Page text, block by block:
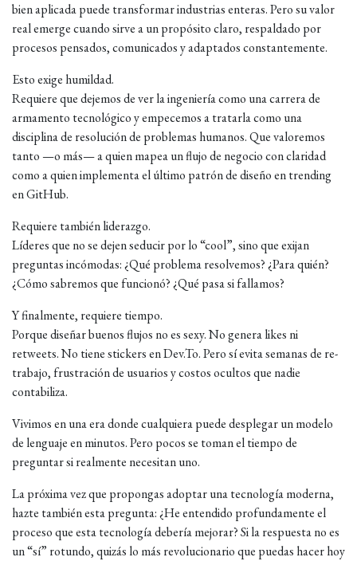
bien aplicada puede transformar industrias enteras. Pero su valor
real emerge cuando sirve a un propósito claro, respaldado por
procesos pensados, comunicados y adaptados constantemente.
Esto exige humildad.
Requiere que dejemos de ver la ingeniería como una carrera de
armamento tecnológico y empecemos a tratarla como una
disciplina de resolución de problemas humanos. Que valoremos
tanto —o más— a quien mapea un flujo de negocio con claridad
como a quien implementa el último patrón de diseño en trending
en GitHub.
Requiere también liderazgo.
Líderes que no se dejen seducir por lo “cool”, sino que exijan
preguntas incómodas: ¿Qué problema resolvemos? ¿Para quién?
¿Cómo sabremos que funcionó? ¿Qué pasa si fallamos?
Y finalmente, requiere tiempo.
Porque diseñar buenos flujos no es sexy. No genera likes ni
retweets. No tiene stickers en Dev.To. Pero sí evita semanas de re-
trabajo, frustración de usuarios y costos ocultos que nadie
contabiliza.
Vivimos en una era donde cualquiera puede desplegar un modelo
de lenguaje en minutos. Pero pocos se toman el tiempo de
preguntar si realmente necesitan uno.
La próxima vez que propongas adoptar una tecnología moderna,
hazte también esta pregunta: ¿He entendido profundamente el
proceso que esta tecnología debería mejorar? Si la respuesta no es
un “sí” rotundo, quizás lo más revolucionario que puedas hacer hoy